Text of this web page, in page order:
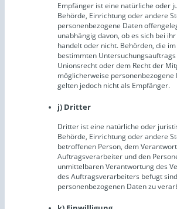
Empfänger ist eine natürliche oder
Behörde, Einrichtung oder andere
personenbezogene Daten
unabhängig davon, ob es sich bei
handelt oder nicht. Behörden, die
bestimmten
Unionsrecht oder dem Recht der
möglicherweise personenbezogene
gelten jedoch nicht als Empfänger.
j) Dritter
Dritter ist eine natürliche oder
Behörde, Einrichtung oder andere
betroffenen Person, dem
Auftragsverarbeiter und den
unmittelbaren Verantwortung des
des Auftragsverarbeiters befugt
personenbezogenen Daten zu